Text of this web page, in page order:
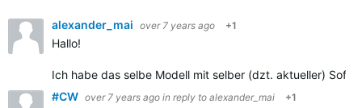
alexander_mai over 7 years ago +1
Hallo!
Ich habe das selbe Modell mit selber (dzt. aktueller)
#CW over 7 years ago in reply to alexander_mai +1